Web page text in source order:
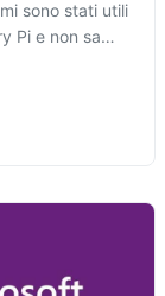
sono stati utili
Pi e non sa…